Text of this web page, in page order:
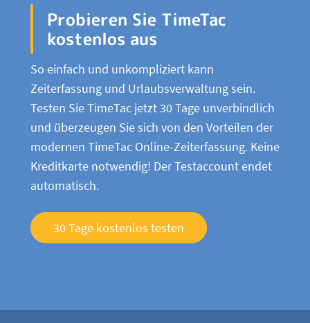
Probieren Sie TimeTac
kostenlos aus
So einfach und unkompliziert kann
Zeiterfassung und Urlaubsverwaltung sein.
Testen Sie TimeTac jetzt 30 Tage unverbindlich
und überzeugen Sie sich von den Vorteilen der
modernen TimeTac Online-Zeiterfassung. Keine
Kreditkarte notwendig! Der Testaccount endet
automatisch.
30 Tage kostenlos testen